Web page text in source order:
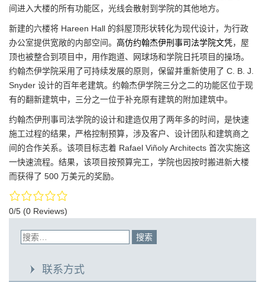
间进入大楼的所有功能区，光线会散射到学院的其他地方。
新建的六楼将 Hareen Hall 的斜屋顶形状转化为现代设计，为行政
办公室提供宽敞的内部空间。 高仿约翰杰伊刑事司法学院文凭，屋
顶也被整合到项目中，用作跑道、网球场和学院日托项目的操场。
约翰杰伊学院采用了可持续发展的原则，保留并重新使用了 C. B. J.
Snyder 设计的百年老建筑。约翰杰伊学院三分之二的功能区位于现
有的翻新建筑中，三分之一位于补充原有建筑的附加建筑中。
约翰杰伊刑事司法学院的设计和建造仅用了两年多的时间，是快速
施工过程的结果，严格控制预算，涉及客户、设计团队和建筑商之
间的合作关系。该项目标志着 Rafael Viñoly Architects 首次实施这
一快速流程。结果，该项目按预算完工，学院也因按时搬进新大楼
而获得了 500 万美元的奖励。
0/5 (0 Reviews)
联系方式